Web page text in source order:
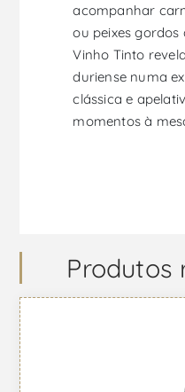
acompanhar
ou peixes gordos
Vinho Tinto
duriense numa
clássica e
momentos à
Produtos